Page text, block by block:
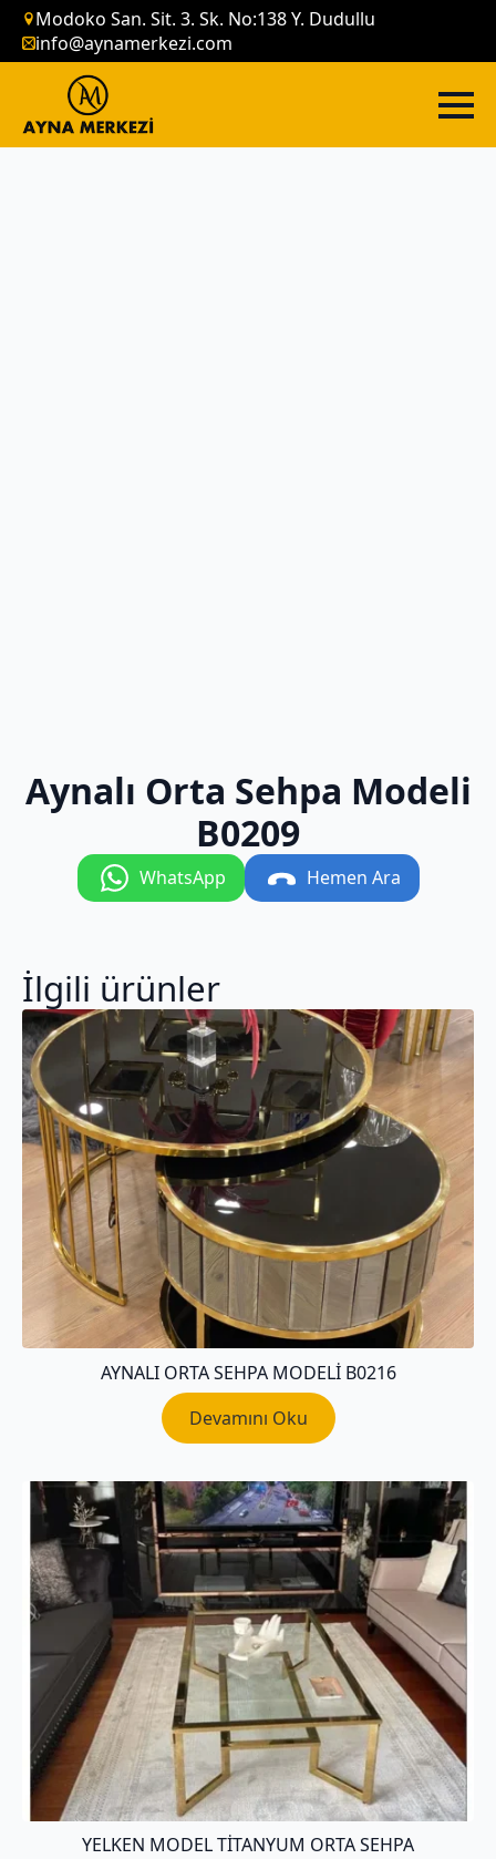
Modoko San. Sit. 3. Sk. No:138 Y. Dudullu
info@aynamerkezi.com
Aynalı Orta Sehpa Modeli
B0209
WhatsApp Hemen Ara
İlgili ürünler
AYNALI ORTA SEHPA MODELI B0216
Devamını Oku
YELKEN MODEL TITANYUM ORTA SEHPA